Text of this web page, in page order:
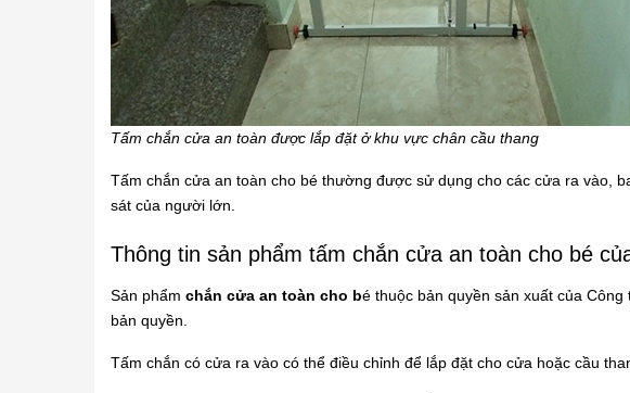
Tấm chắn cửa an toàn được lắp đặt ở khu vực chân cầu thang
Tấm chắn cửa an toàn cho bé thường được sử dụng cho các cửa ra vào,
sát của người lớn.
Thông tin sản phẩm tấm chắn cửa an toàn cho bé
Sản phẩm chắn cửa an toàn cho bé thuộc bản quyền sản xuất của
bản quyền.
Tấm chắn có cửa ra vào có thể điều chỉnh để lắp đặt cho cửa hoặc cầu